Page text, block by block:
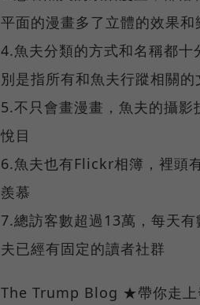
平面的漫畫多了立體的效果
4.魚夫分類的方式和名稱都
別是指所有和魚夫行蹤相關
5.不只會畫漫畫，魚夫的攝
悅目
6.魚夫也有Flickr相簿，裡頭
羨慕
7.總訪客數超過13萬，每天
夫已經有固定的讀者社群
The Trump Blog ★帶你走上